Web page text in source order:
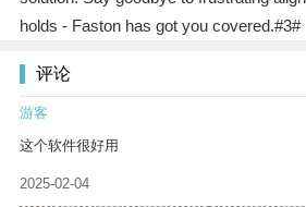
holds - Faston has got you covered.#3#
评论
游客
这个软件很好用
2025-02-04